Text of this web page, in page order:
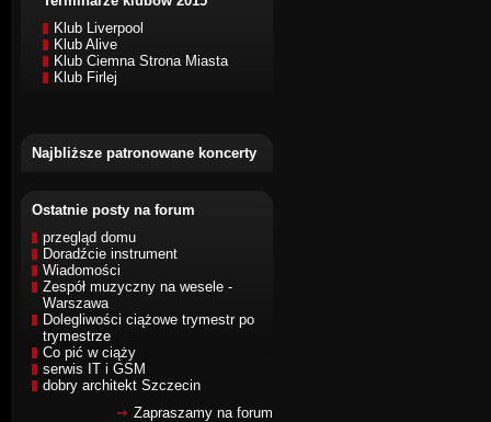
Klub Liverpool
Klub Alive
Klub Ciemna Strona Miasta
Klub Firlej
Najbliższe patronowane koncerty
Ostatnie posty na forum
przegląd domu
Doradźcie instrument
Wiadomości
Zespół muzyczny na wesele -
Warszawa
Dolegliwości ciążowe trymestr po
trymestrze
Co pić w ciąży
serwis IT i GSM
dobry architekt Szczecin
Zapraszamy na forum